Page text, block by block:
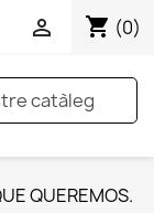
shopping_cart (0)

QUEREMOS.